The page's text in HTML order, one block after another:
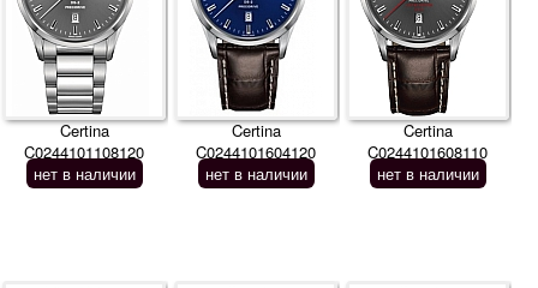
Certina
C0244101108120
нет в наличии
Certina
C0244101604120
нет в наличии
Certina
C0244101608110
нет в наличии